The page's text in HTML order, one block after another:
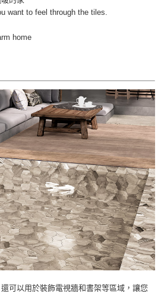
want to feel through the tiles.
home
以用於裝飾電視牆和書架等區域，讓您